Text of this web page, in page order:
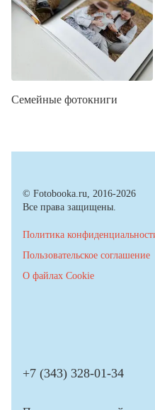
Семейные фотокниги
© Fotobooka.ru, 2016-2026
Все права защищены.
Политика
Пользовательское соглашение
О файлах Cookie
+7 (343) 328-01-34